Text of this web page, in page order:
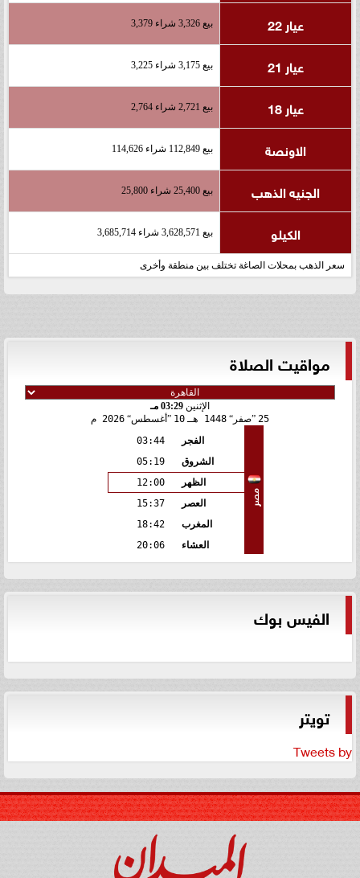
عيار 22 بيع 3,326 شراء 3,379
عيار 21 بيع 3,175 شراء 3,225
عيار 18 بيع 2,721 شراء 2,764
الاونصة بيع 112,849 شراء 114,626
الجنيه الذهب بيع 25,400 شراء 25,800
الكيلو بيع 3,628,571 شراء 3,685,714
سعر الذهب بمحلات الصاغة تختلف بين منطقة وأخرى
مواقيت الصلاة
الإثنين 03:29 مـ
25 صفر 1448 هـ 10 أغسطس 2026 م
مصر
الفجر
03:44
الشروق
05:19
الظهر
12:00
العصر
15:37
المغرب
18:42
العشاء
20:06
الفيس بوك
تويتر
Tweets by